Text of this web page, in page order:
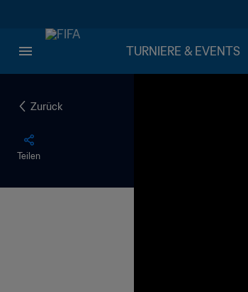
TURNIERE & EVENTS
Zurück
Teilen